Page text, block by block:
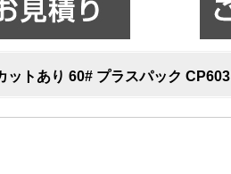
トあり 60# プラスパック CP603